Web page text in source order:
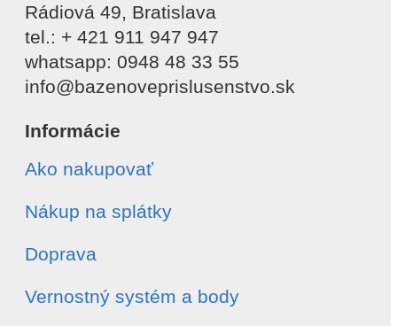
Rádiová 49, Bratislava
tel.: + 421 911 947 947
whatsapp: 0948 48 33 55
info@bazenoveprislusenstvo.sk
Informácie
Ako nakupovať
Nákup na splátky
Doprava
Vernostný systém a body